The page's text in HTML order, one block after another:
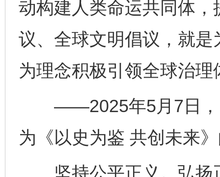
动构建人类命运共同体
议、全球文明倡议，就
为理念积极引领全球治理
——2025年5月7日，
为《以史为鉴 共创未来
坚持公平正义。弘扬